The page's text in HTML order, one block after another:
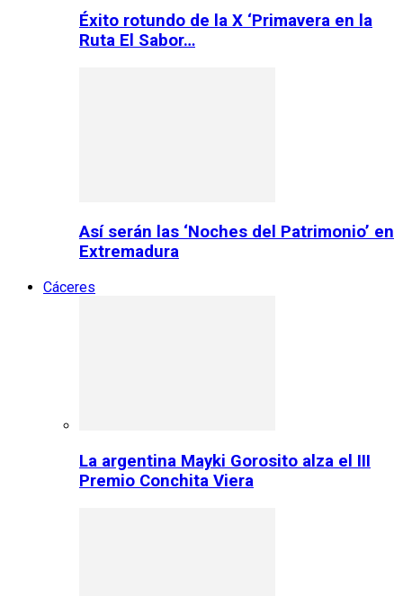
Éxito rotundo de la X ‘Primavera en la
Ruta El Sabor…
Así serán las ‘Noches del Patrimonio’ en
Extremadura
Cáceres
La argentina Mayki Gorosito alza el III
Premio Conchita Viera